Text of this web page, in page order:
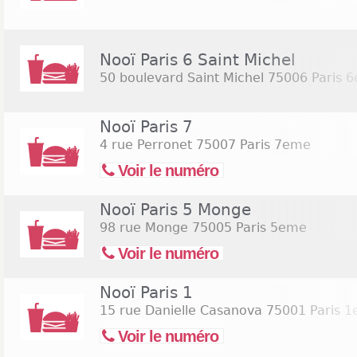
Nooï Paris 6 Saint Michel
50 boulevard Saint Michel 75006 Paris
Nooï Paris 7
4 rue Perronet 75007 Paris 7eme
Voir le numéro
Nooï Paris 5 Monge
98 rue Monge 75005 Paris 5eme
Voir le numéro
Nooï Paris 1
15 rue Danielle Casanova 75001 Paris
Voir le numéro